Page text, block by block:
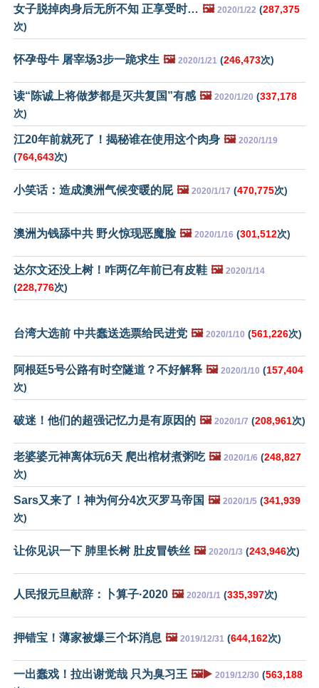
女子脱掉肉身后无所不知 正享受时… 🖼️ 2020/1/22 (287,375
次)
怀孕母牛 屠宰场3步一跪求生 🖼️ 2020/1/21 (246,473次)
读“陈诚上将做梦都是灭共复国”有感 🖼️ 2020/1/20 (337,178
次)
江20年前就死了！揭秘谁在使用这个肉身 🖼️ 2020/1/19
(764,643次)
小笑话：造成澳洲气候变暖的屁 🖼️ 2020/1/17 (470,775次)
澳洲为钱舔中共 野火惊现恶魔脸 🖼️ 2020/1/16 (301,512次)
达尔文还没上树！咋两亿年前已有皮鞋 🖼️ 2020/1/14
(228,776次)
台湾大选前 中共蠢送选票给民进党 🖼️ 2020/1/10 (561,226次)
阿根廷5号公路有时空隧道？不好解释 🖼️ 2020/1/10 (157,404
次)
破迷！他们的超强记忆力是有原因的 🖼️ 2020/1/7 (208,961次)
老婆婆元神离体玩6天 爬出棺材煮粥吃 🖼️ 2020/1/6 (248,827
次)
Sars又来了！神为何分4次灭罗马帝国 🖼️ 2020/1/5 (341,939
次)
让你见识一下 肺里长树 肚皮冒铁丝 🖼️ 2020/1/3 (243,946次)
人民报元旦献辞：卜算子·2020 🖼️ 2020/1/1 (335,397次)
押错宝！薄家被爆三个坏消息 🖼️ 2019/12/31 (644,162次)
一出蠢戏！拉出谢觉哉 只为臭习王 🖼️▶️ 2019/12/30 (563,188